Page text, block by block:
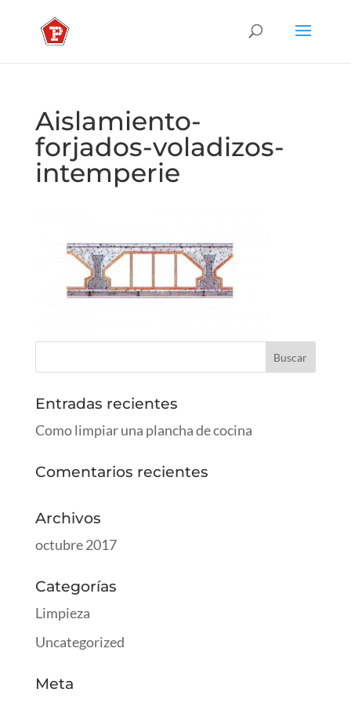
Aislamiento-
forjados-voladizos-
intemperie
Entradas recientes
Como limpiar una plancha de cocina
Comentarios recientes
Archivos
octubre 2017
Categorías
Limpieza
Uncategorized
Meta